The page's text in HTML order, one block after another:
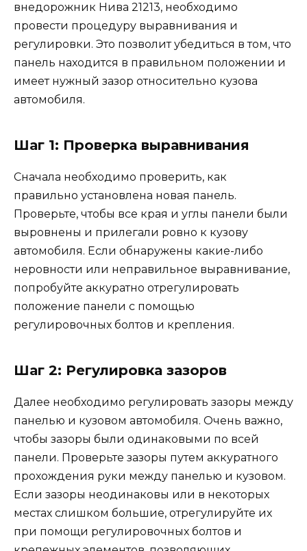
внедорожник Нива 21213, необходимо
провести процедуру выравнивания и
регулировки. Это позволит убедиться в том, что
панель находится в правильном положении и
имеет нужный зазор относительно кузова
автомобиля.
Шаг 1: Проверка выравнивания
Сначала необходимо проверить, как
правильно установлена новая панель.
Проверьте, чтобы все края и углы панели были
выровнены и прилегали ровно к кузову
автомобиля. Если обнаружены какие-либо
неровности или неправильное выравнивание,
попробуйте аккуратно отрегулировать
положение панели с помощью
регулировочных болтов и крепления.
Шаг 2: Регулировка зазоров
Далее необходимо регулировать зазоры между
панелью и кузовом автомобиля. Очень важно,
чтобы зазоры были одинаковыми по всей
панели. Проверьте зазоры путем аккуратного
прохождения руки между панелью и кузовом.
Если зазоры неодинаковы или в некоторых
местах слишком большие, отрегулируйте их
при помощи регулировочных болтов и